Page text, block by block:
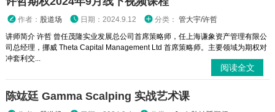
作者： 股道场 日期：2024.9.12 分类： 管大宇/许哲
讲师简介 许哲 曾任茂隆实业发展总公司首席策略师，任上海谦象资产管理有限公
司总经理，挪威 Theta Capital Management Ltd 首席策略师。主要领域为期权对
冲套利交...
阅读全文
陈竑廷 Gamma Scalping 实战艺术课